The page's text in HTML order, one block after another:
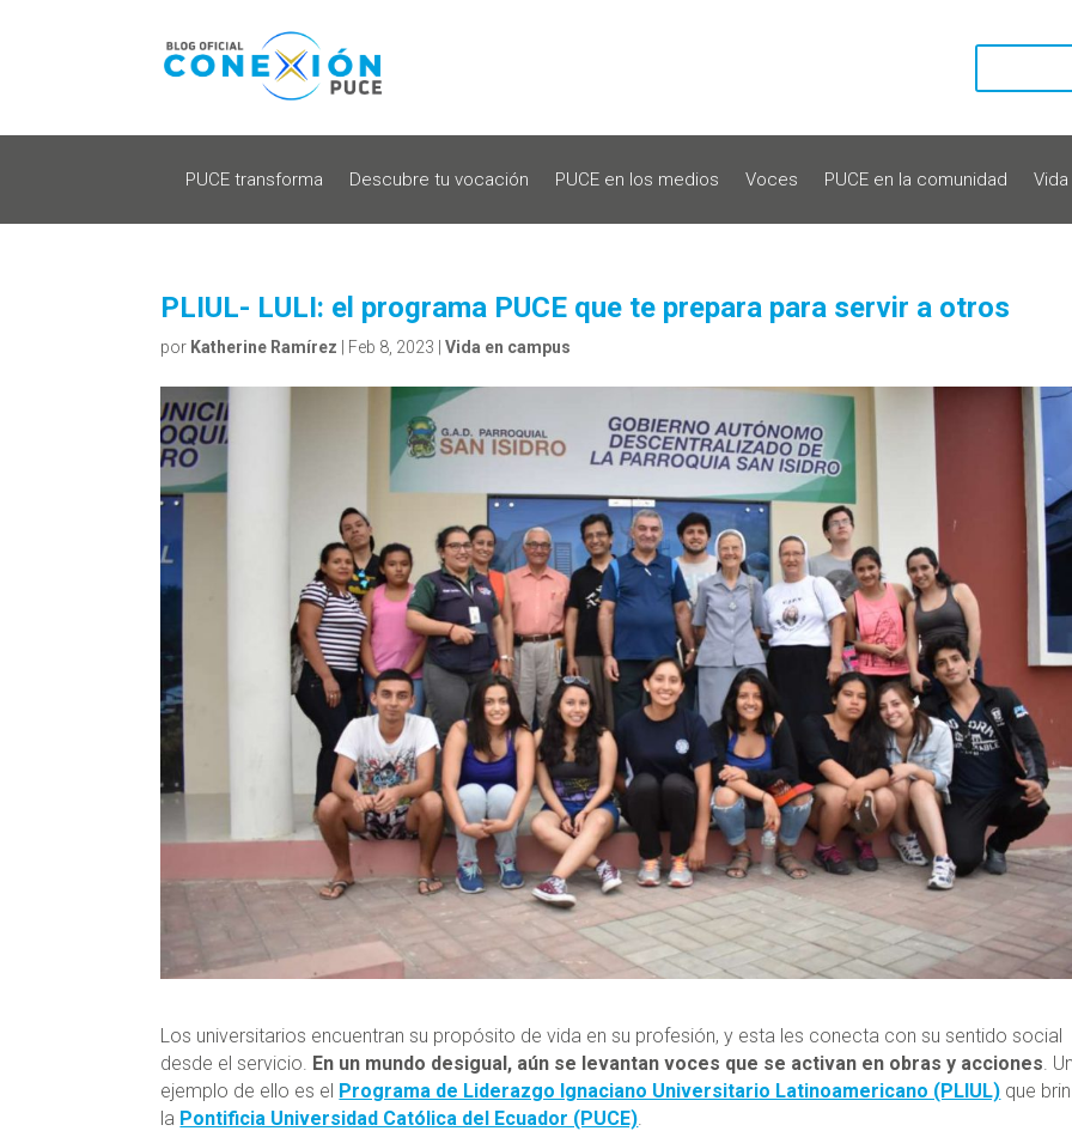
PUCE transforma Descubre tu vocación PUCE en los medios Voces PUCE en la comunidad
PLIUL- LULI: el programa PUCE que te prepara para servir a otros
por Katherine Ramírez Feb 8, 2023 |Vida en campus
Los universitarios encuentran su propósito de vida en su profesión, y esta les conecta con su sentido social
desde el servicio. En un mundo desigual, aún se levantan voces que se activan en obras y acciones.
ejemplo de ello es el Programa de Liderazgo Ignaciano Universitario Latinoamericano (PLIUL) que
la Pontificia Universidad Católica del Ecuador (PUCE).